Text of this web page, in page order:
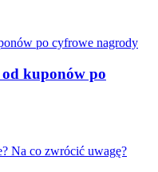
kuponów po